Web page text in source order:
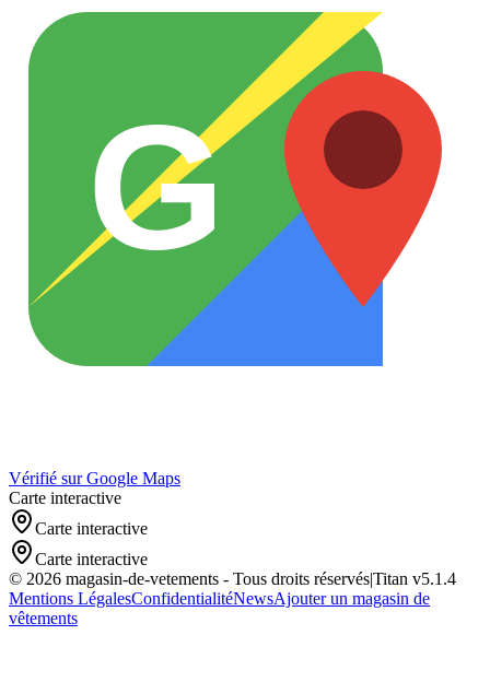
G
Vérifié sur Google Maps
Carte interactive
Carte interactive
Carte interactive
© 2026 magasin-de-vetements - Tous droits réservés|Titan v5.1.4
Mentions LégalesConfidentialitéNewsAjouter un magasin de
vêtements